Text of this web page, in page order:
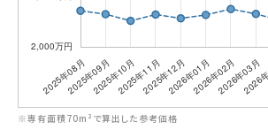
※専有面積70m²で算出した参考価格